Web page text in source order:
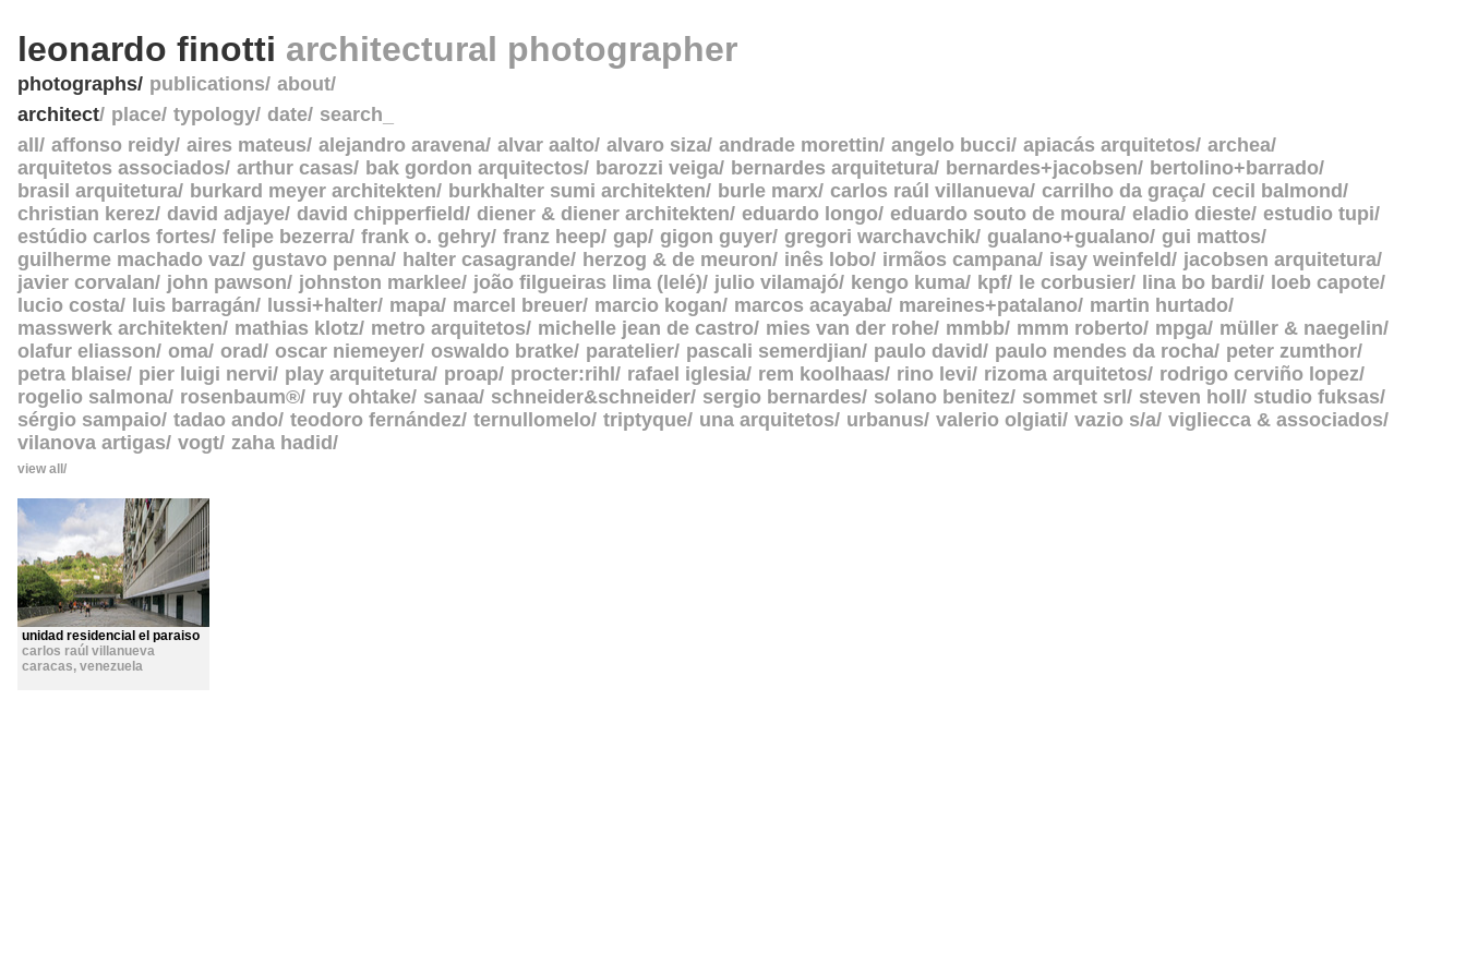
leonardo finotti architectural photographer
photographs publications about
architect place typology date search_
all
affonso reidy aires mateus alejandro aravena alvar aalto alvaro siza andrade morettin angelo bucci apiacás arquitetos archea
arquitetos associados arthur casas bak gordon arquitectos barozzi veiga bernardes arquitetura bernardes+jacobsen
bertolino+barrado
brasil arquitetura
burkard meyer architekten burkhalter sumi architekten burle marx carlos raúl villanueva carrilho da graça cecil balmond
christian kerez david adjaye david chipperfield diener & diener architekten eduardo longo eduardo souto de moura eladio dieste estudio tupi
estúdio carlos fortes felipe bezerra frank o. gehry franz heep gap gigon guyer gregori warchavchik gualano+gualano gui mattos
guilherme machado vaz gustavo penna halter casagrande herzog & de meuron inês lobo irmãos campana isay weinfeld
jacobsen arquitetura
javier corvalan
john pawson johnston marklee joão filgueiras lima (lelé) julio vilamajó kengo kuma kpf le corbusier lina bo bardi
loeb capote
lucio costa
luis barragán lussi+halter mapa marcel breuer marcio kogan marcos acayaba mareines+patalano martin hurtado
masswerk architekten
mathias klotz metro arquitetos michelle jean de castro mies van der rohe mmbb mmm roberto mpga müller & naegelin
olafur eliasson oma orad oscar niemeyer oswaldo bratke paratelier pascali semerdjian paulo david paulo mendes da rocha peter zumthor
petra blaise pier luigi nervi play arquitetura proap procter:rihl rafael iglesia rem koolhaas rino levi rizoma arquitetos
rodrigo cerviño lopez
rogelio salmona rosenbaum® ruy ohtake sanaa schneider&schneider sergio bernardes solano benitez sommet srl steven holl
studio fuksas
sérgio sampaio tadao ando teodoro fernández ternullomelo triptyque una arquitetos urbanus valerio olgiati vazio s/a vigliecca & associados
vilanova artigas vogt zaha hadid
view all
unidad residencial el paraiso
carlos raúl villanueva
caracas, venezuela